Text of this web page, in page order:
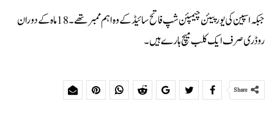
جبکہ اسپین کی یورپیئن چیمپئن شپ فاتح سائیڈ کے وہ اہم ممبر تھے۔ 18 ماہ کے دوران
روڈری صرف ایک کلب میچ ہارے ہیں۔
Share